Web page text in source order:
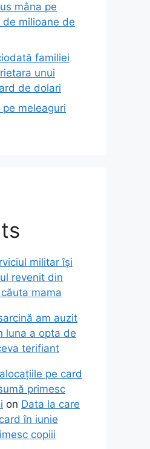
mâna pe
milioane de
familiei
unui
de dolari
meleaguri
militar își
revenit din
mama
am auzit
luna a opta de
terifiant
pe card
primesc
on Data la care
în iunie
copiii